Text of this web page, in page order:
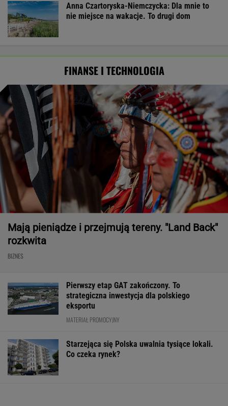
Anna Czartoryska-Niemczycka: Dla mnie to
nie miejsce na wakacje. To drugi dom
FINANSE I TECHNOLOGIA
Mają pieniądze i przejmują tereny. "Land Back"
rozkwita
BIZNES
Pierwszy etap GAT zakończony. To
strategiczna inwestycja dla polskiego
eksportu
MATERIAŁ PROMOCYJNY
Starzejąca się Polska uwalnia tysiące lokali.
Co czeka rynek?